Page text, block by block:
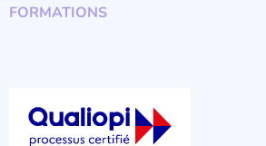
FORMATIONS